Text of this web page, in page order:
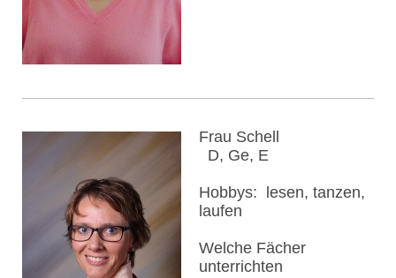
Frau Schell
D, Ge, E
Hobbys: lesen, tanzen,
laufen
Welche Fächer
unterrichten